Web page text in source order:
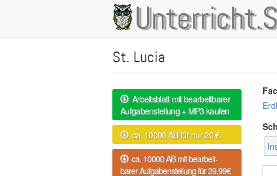
Main
navigation
St. Lucia
Arbeitsblatt mit bearbeitbarer
Aufgabenstellung + MP3 kaufen
ca. 10000 AB für nur 20 €
ca. 10000 AB mit bearbeit-
barer Aufgabenstellung für 29,99€